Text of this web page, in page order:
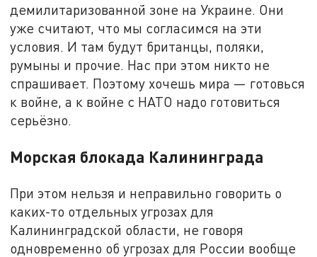
демилитаризованной зоне на Украине. Они
уже считают, что мы согласимся на эти
условия. И там будут британцы, поляки,
румыны и прочие. Нас при этом никто не
спрашивает. Поэтому хочешь мира — готовься
к войне, а к войне с НАТО надо готовиться
серьёзно.
Морская блокада Калининграда
При этом нельзя и неправильно говорить о
каких-то отдельных угрозах для
Калининградской области, не говоря
одновременно об угрозах для России вообще